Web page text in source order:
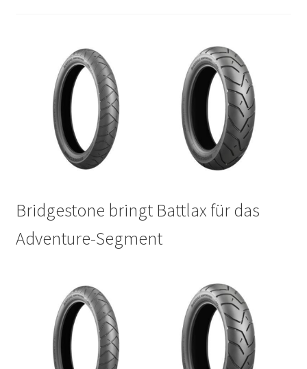
Bridgestone bringt Battlax für das
Adventure-Segment